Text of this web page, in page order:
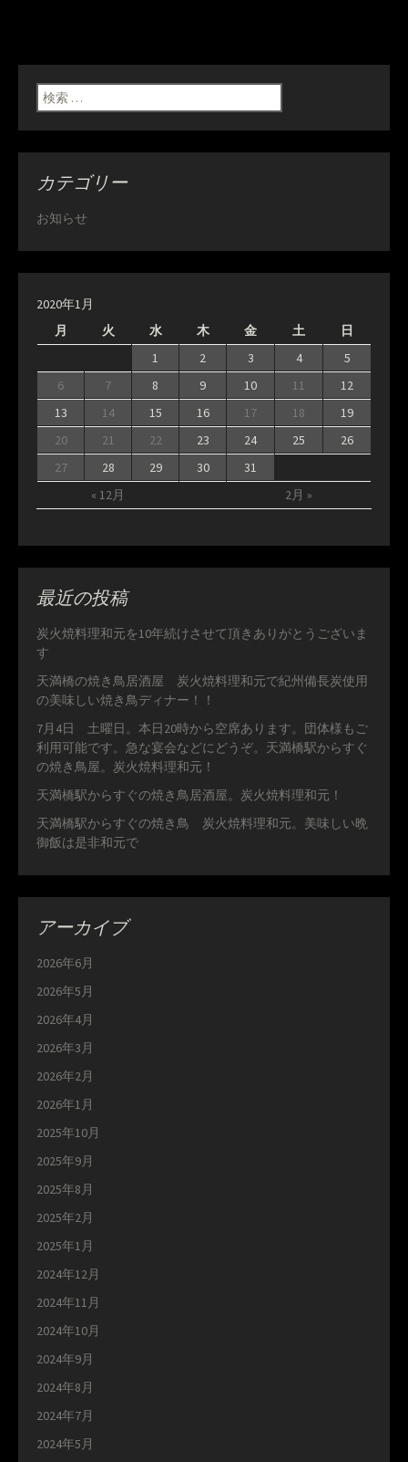
検索:
カテゴリー
お知らせ
2020年1月
月
火 水 木 金 土 日
« 12月 2月 »
1 2 3 4
5
6
7 8 9 10 11
12
13
14 15 16 17 18
19
20
21 22 23 24 25
26
27
28 29 30 31
最近の投稿
炭火焼料理和元を10年続けさせて頂きありがとうございま
す
天満橋の焼き鳥居酒屋 炭火焼料理和元で紀州備長炭使用
の美味しい焼き鳥ディナー！！
7月4日 土曜日。本日20時から空席あります。団体様もご
利用可能です。急な宴会などにどうぞ。天満橋駅からすぐ
の焼き鳥屋。炭火焼料理和元！
天満橋駅からすぐの焼き鳥居酒屋。炭火焼料理和元！
天満橋駅からすぐの焼き鳥 炭火焼料理和元。美味しい晩
御飯は是非和元で
アーカイブ
2026年6月
2026年5月
2026年4月
2026年3月
2026年2月
2026年1月
2025年10月
2025年9月
2025年8月
2025年2月
2025年1月
2024年12月
2024年11月
2024年10月
2024年9月
2024年8月
2024年7月
2024年5月